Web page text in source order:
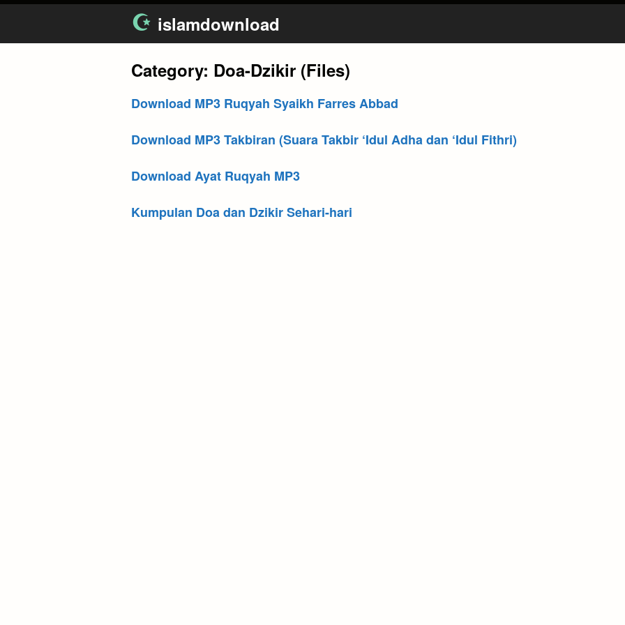
content
islamdownload
Category: Doa-Dzikir (Files)
Download MP3 Ruqyah Syaikh Farres Abbad
Download MP3 Takbiran (Suara Takbir ‘Idul Adha dan ‘Idul Fithri)
Download Ayat Ruqyah MP3
Kumpulan Doa dan Dzikir Sehari-hari